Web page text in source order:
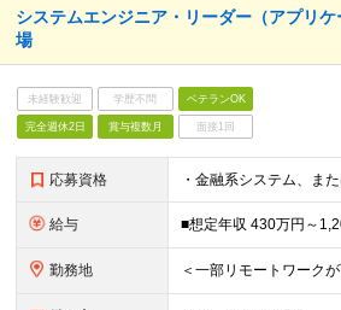
システムエンジニア・リーダー（アプリ
場
未経験歓迎 学歴不問 ベテランOK
完全週休2日 賞与複数月 面接1回
応募資格
給与
勤務地